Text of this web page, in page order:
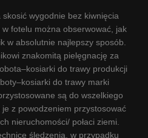
skosić wygodnie bez kiwnięcia
fotelu można obserwować, jak
w absolutnie najlepszy sposób.
znakomitą pielęgnację za
do trawy produkcji
do trawy marki
są do wszelkiego
z powodzeniem przystosować
nieruchomości/ połaci ziemi.
śledzenia, w przypadku